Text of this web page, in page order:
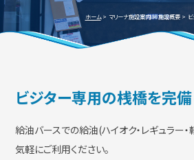
新艇・中古艇情報
ビジターバースご利用について
ホーム マリーナ施設案内 施設概要
ビジター専用の桟橋を完備
給油バースでの給油(ハイオク・レギュラー
気軽にご利用ください。